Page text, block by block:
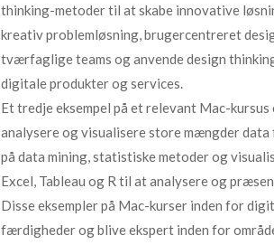
thinking-metoder til at skabe innovative
kreativ problemløsning, brugercentreret
tværfaglige teams og anvende design
digitale produkter og services.
Et tredje eksempel på et relevant Mac-
analysere og visualisere store mængder
på data mining, statistiske metoder og
Excel, Tableau og R til at analysere og
Disse eksempler på Mac-kurser inden for
færdigheder og blive ekspert inden for